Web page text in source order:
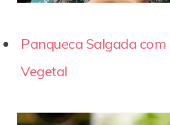
Panqueca Salgada com
Vegetal